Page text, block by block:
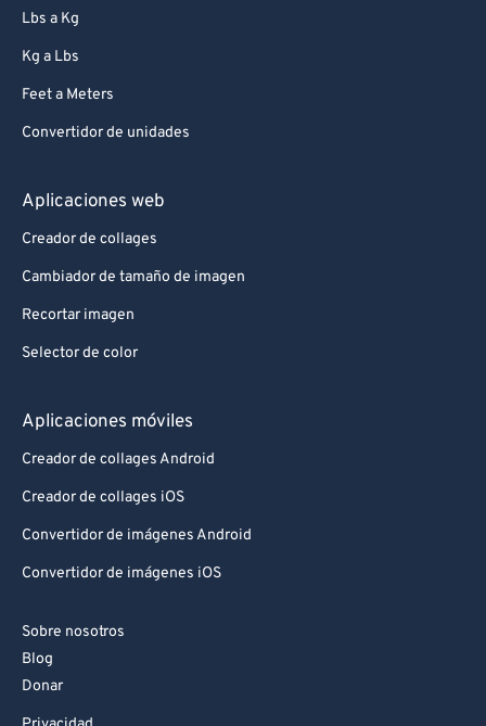
Lbs a Kg
Kg a Lbs
Feet a Meters
Convertidor de unidades
Aplicaciones web
Creador de collages
Cambiador de tamaño de imagen
Recortar imagen
Selector de color
Aplicaciones móviles
Creador de collages Android
Creador de collages iOS
Convertidor de imágenes Android
Convertidor de imágenes iOS
Sobre nosotros
Blog
Donar